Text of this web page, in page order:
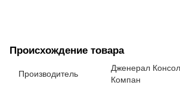
Происхождение товара
Производитель
Дженерал
Компан